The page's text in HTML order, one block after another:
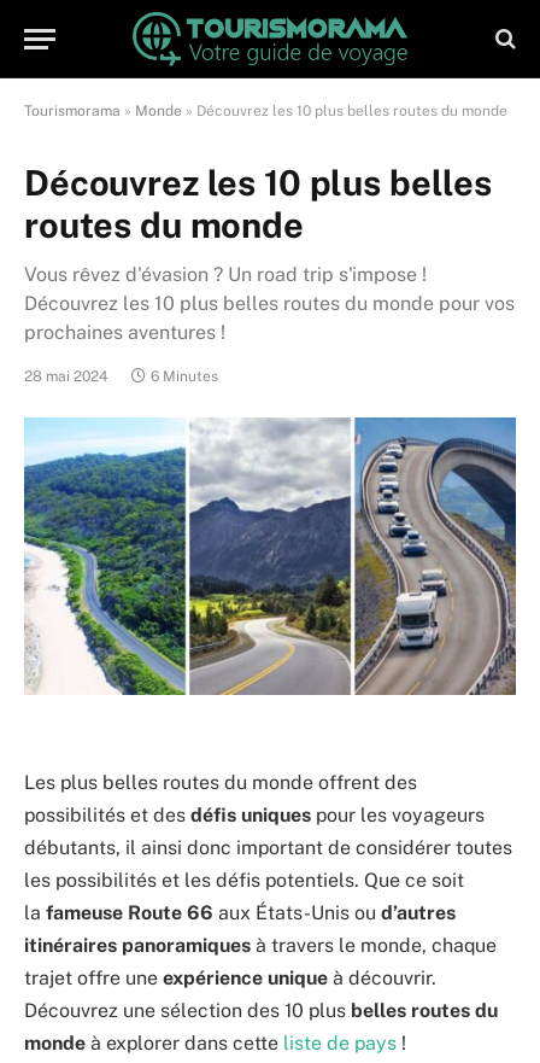
Tourismorama » Monde » Découvrez les 10 plus belles routes du monde
Découvrez les 10 plus belles
routes du monde
Vous rêvez d'évasion ? Un road trip s'impose !
Découvrez les 10 plus belles routes du monde pour vos
prochaines aventures !
28 mai 2024 6 Minutes
Les plus belles routes du monde offrent des
possibilités et des défis uniques pour les voyageurs
débutants, il ainsi donc important de considérer toutes
les possibilités et les défis potentiels. Que ce soit
la fameuse Route 66 aux États-Unis ou d’autres
itinéraires panoramiques à travers le monde, chaque
trajet offre une expérience unique à découvrir.
Découvrez une sélection des 10 plus belles routes du
monde à explorer dans cette liste de pays !